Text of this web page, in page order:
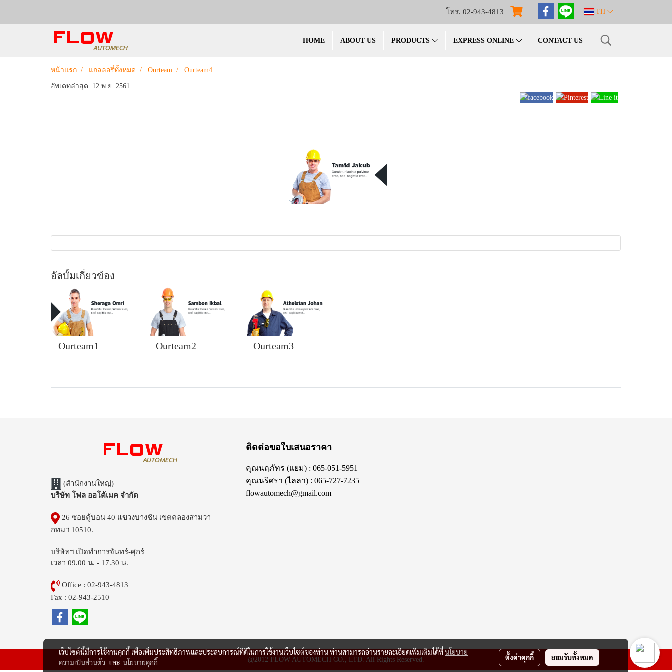
โทร. 02-943-4813 TH
HOME ABOUT US PRODUCTS EXPRESS ONLINE CONTACT US
หน้าแรก แกลลอรี่ทั้งหมด Ourteam Ourteam4
อัพเดทล่าสุด: 12 พ.ย. 2561
อัลบั้มเกี่ยวข้อง
Ourteam1 Ourteam2 Ourteam3
(สำนักงานใหญ่)
บริษัท โฟล ออโต้เมค จำกัด
26 ซอยคู้บอน 40 แขวงบางชัน เขตคลองสามวา
กทมฯ 10510.
บริษัทฯ เปิดทำการจันทร์-ศุกร์
เวลา 09.00 น. - 17.30 น.
Office : 02-943-4813
Fax : 02-943-2510
ติดต่อขอใบเสนอราคา
คุณนฤภัทร (แยม) : 065-051-5951
คุณนริศรา (ไลลา) : 065-727-7235
flowautomech@gmail.com
@2012 FLOW AUTOMECH CO., LTD. All Rights Reserved.
เว็บไซต์นี้มีการใช้งานคุกกี้ เพื่อเพิ่มประสิทธิภาพและประสบการณ์ที่ดีในการใช้งานเว็บไซต์ของท่าน ท่านสามารถอ่านรายละเอียดเพิ่มเติมได้ที่นโยบาย
ความเป็นส่วนตัว และ นโยบายคุกกี้
ตั้งค่าคุกกี้ ยอมรับทั้งหมด